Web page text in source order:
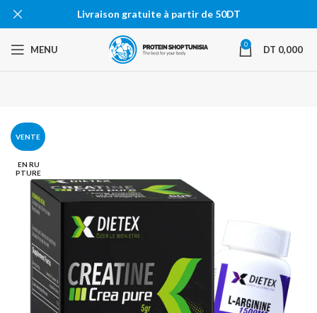
MENU 0 DT 0,000
VENTE
EN RU
PTURE
Livraison gratuite à partir de 50DT